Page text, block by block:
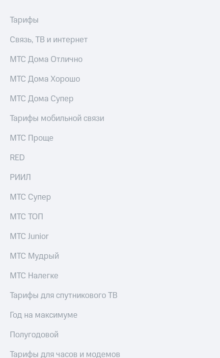
Контроль
аудит
акций
Описание
Программа
приобретения
выкупа
акций
Еврооблигации-2023
о
именных
Другое
Регистратор
Контакты
развитие
деловая этика
Тарифы
Связь, ТВ и интернет
МТС Дома Отлично
МТС Дома Хорошо
МТС Дома Супер
Тарифы мобильной связи
МТС Проще
RED
РИИЛ
МТС Супер
МТС ТОП
МТС Junior
МТС Мудрый
МТС Налегке
Тарифы для спутникового ТВ
Год на максимуме
Полугодовой
Тарифы для часов и модемов